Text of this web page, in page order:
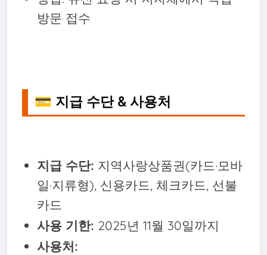
방문 접수
💳 지급 수단 & 사용처
지급 수단: 지역사랑상품권(카드·모바
일·지류형), 신용카드, 체크카드, 선불
카드
사용 기한: 2025년 11월 30일까지
사용처: